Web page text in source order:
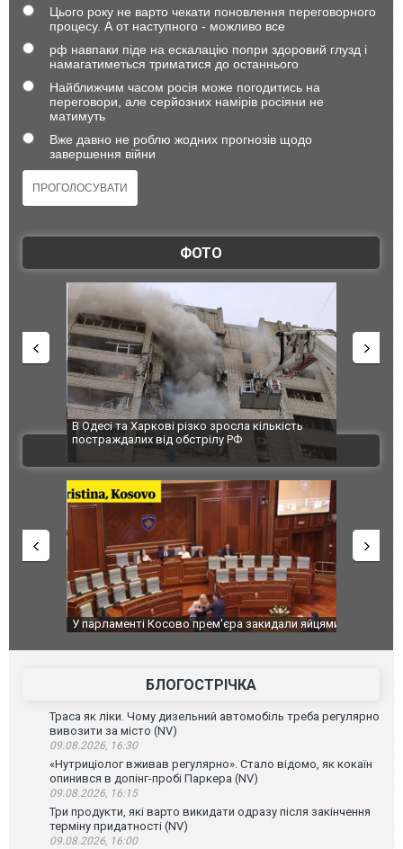
Цього року не варто чекати поновлення переговорного
процесу. А от наступного - можливо все
рф навпаки піде на ескалацію попри здоровий глузд і
намагатиметься триматися до останнього
Найближчим часом росія може погодитись на
переговори, але серйозних намірів росіяни не
матимуть
Вже давно не роблю жодних прогнозів щодо
завершення війни
ФОТО
В Одесі та Харкові різко зросла кількість
постраждалих від обстрілу РФ
Ворог
двоє
після
ВІДЕО
У парламенті Косово прем'єра закидали яйцями
Приїхав
до
зіркового
БЛОГОСТРІЧКА
Траса як ліки. Чому дизельний автомобіль треба регулярно
вивозити за місто (NV)
09.08.2026, 16:30
«Нутриціолог вживав регулярно». Стало відомо, як кокаїн
опинився в допінг-пробі Паркера (NV)
09.08.2026, 16:15
Три продукти, які варто викидати одразу після закінчення
терміну придатності (NV)
09.08.2026, 16:00